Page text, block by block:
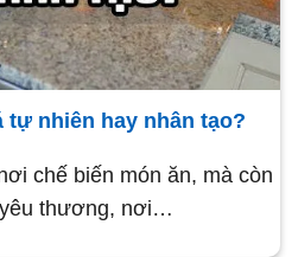
tự nhiên hay nhân tạo?
chế biến món ăn, mà còn
thương, nơi…